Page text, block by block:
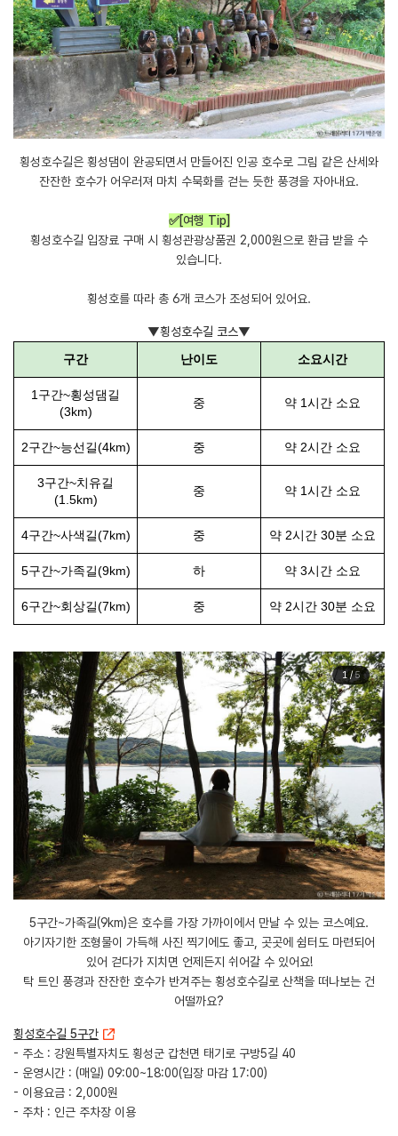
횡성호수길은 횡성댐이 완공되면서 만들어진 인공 호수로 그림 같은 산세와
잔잔한 호수가 어우러져 마치 수묵화를 걷는 듯한 풍경을 자아내요.
✅[여행 Tip]
횡성호수길 입장료 구매 시 횡성관광상품권 2,000원으로 환급 받을 수
있습니다.
횡성호를 따라 총 6개 코스가 조성되어 있어요.
​▼횡성호수길 코스▼
구간
난이도 소요시간
1구간~횡성댐길
(3km)
중 약 1시간 소요
2구간~능선길(4km) 중 약 2시간 소요
3구간~치유길
(1.5km)
중 약 1시간 소요
4구간~사색길(7km) 중 약 2시간 30분 소요
5구간~가족길(9km) 하 약 3시간 소요
6구간~회상길(7km) 중 약 2시간 30분 소요
1/5
5구간~가족길(9km)은 호수를 가장 가까이에서 만날 수 있는 코스예요.
아기자기한 조형물이 가득해 사진 찍기에도 좋고, 곳곳에 쉼터도 마련되어
있어 걷다가 지치면 언제든지 쉬어갈 수 있어요!
​탁 트인 풍경과 잔잔한 호수가 반겨주는 횡성호수길로 산책을 떠나보는 건
어떨까요?
횡성호수길 5구간
- 주소 : 강원특별자치도 횡성군 갑천면 태기로 구방5길 40
- 운영시간 : (매일) 09:00~18:00(입장 마감 17:00)
- 이용요금 : 2,000원
- 주차 : 인근 주차장 이용